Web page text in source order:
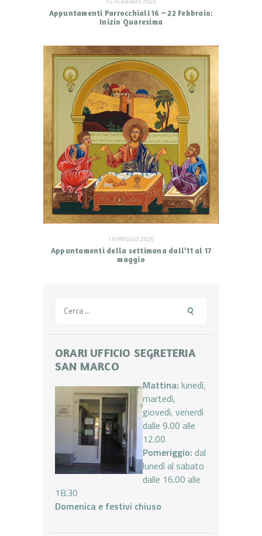
Appuntamenti Parrocchiali 16 – 22 Febbraio:
Inizio Quaresima
10 MAGGIO 2026
Appuntamenti della settimana dall’11 al 17
maggio
per:
ORARI UFFICIO SEGRETERIA
SAN MARCO
Mattina: lunedì,
martedì,
giovedì, venerdì
dalle 9.00 alle
12.00
Pomeriggio: dal
lunedì al sabato
dalle 16.00 alle
18.30
Domenica e festivi chiuso